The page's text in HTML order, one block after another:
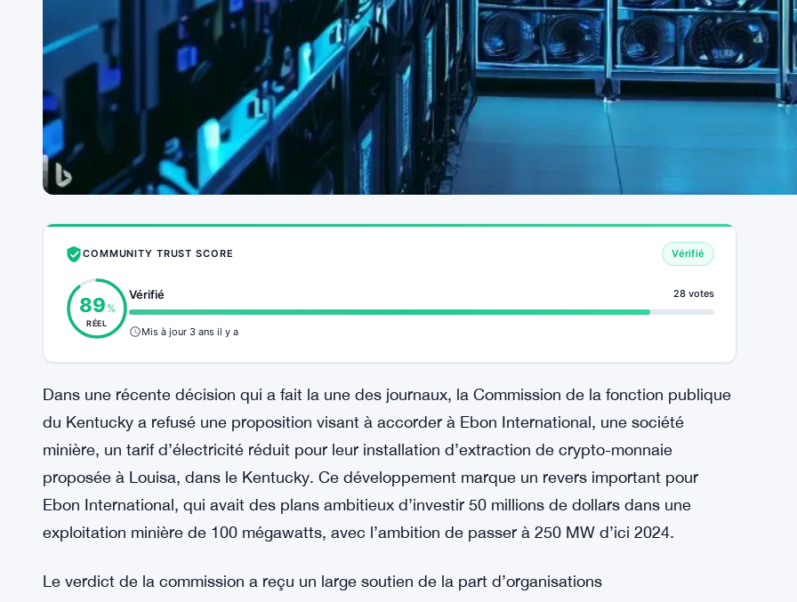
COMMUNITY TRUST SCORE Vérifié
89 %
RÉEL
Vérifié 28 votes
Mis à jour 3 ans il y a
Dans une récente décision qui a fait la une des journaux, la Commission de la fonction publique
du Kentucky a refusé une proposition visant à accorder à Ebon International, une société
minière, un tarif d’électricité réduit pour leur installation d’extraction de crypto-monnaie
proposée à Louisa, dans le Kentucky. Ce développement marque un revers important pour
Ebon International, qui avait des plans ambitieux d’investir 50 millions de dollars dans une
exploitation minière de 100 mégawatts, avec l’ambition de passer à 250 MW d’ici 2024.
Le verdict de la commission a reçu un large soutien de la part d’organisations